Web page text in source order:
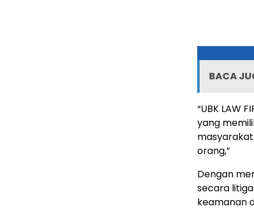
BACA
“UBK LAW
yang
orang,”
Dengan
secara
keamanan